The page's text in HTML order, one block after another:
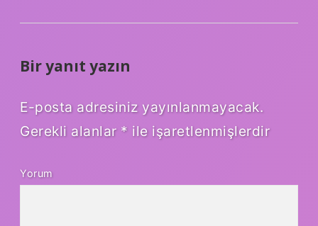
Bir yanıt yazın
E-posta adresiniz yayınlanmayacak.
Gerekli alanlar * ile işaretlenmişlerdir
Yorum